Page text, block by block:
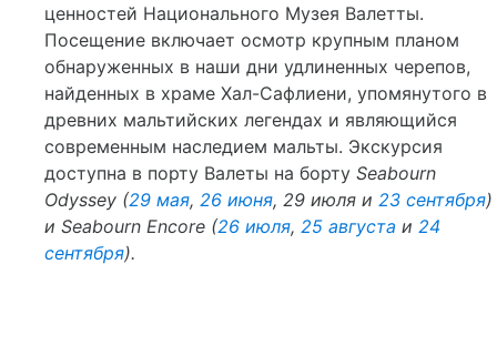
ценностей Национального Музея Валетты.
Посещение включает осмотр крупным планом
обнаруженных в наши дни удлиненных черепов,
найденных в храме Хал-Сафлиени, упомянутого в
древних мальтийских легендах и являющийся
современным наследием мальты. Экскурсия
доступна в порту Валеты на борту Seabourn
Odyssey (29 мая, 26 июня, 29 июля и 23 сентября)
и Seabourn Encore (26 июля, 25 августа и 24
сентября).